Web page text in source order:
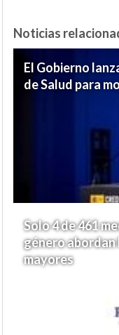
Noticias
El Gobierno
de Salud para
Solo 4 de 461
género abordan
mayores